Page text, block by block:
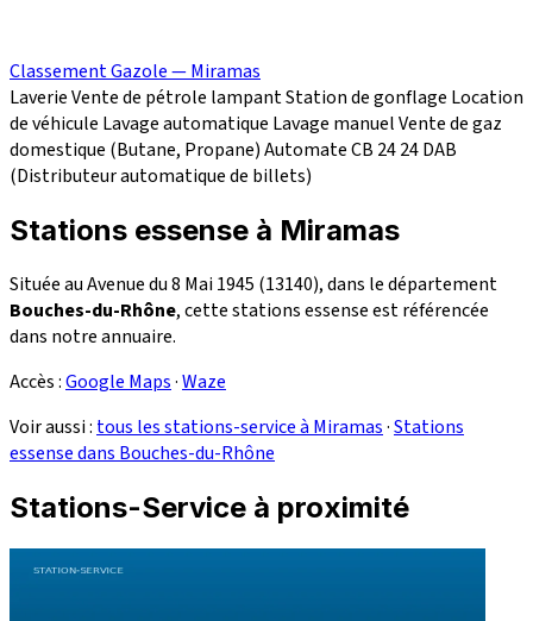
Classement Gazole — Miramas
LaverieVente de pétrole lampantStation de gonflage Location
de véhicule Lavage automatique Lavage manuelVente de gaz
domestique (Butane, Propane)Automate CB 2424DAB
(Distributeur automatique de billets)
Stations essense à Miramas
Située au Avenue du 8 Mai 1945 (13140), dans le département
Bouches-du-Rhône, cette stations essense est référencée
dans notre annuaire.
Accès :Google Maps·Waze
Voir aussi : tous les stations-service à Miramas·Stations
essense dans Bouches-du-Rhône
Stations-Service à proximité